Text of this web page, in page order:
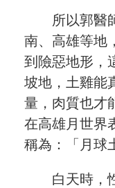
所以郭醫師
南、高雄等地
到險惡地形，
坡地，土雞能
量，肉質也才
在高雄月世界
稱為：「月球
白天時，性